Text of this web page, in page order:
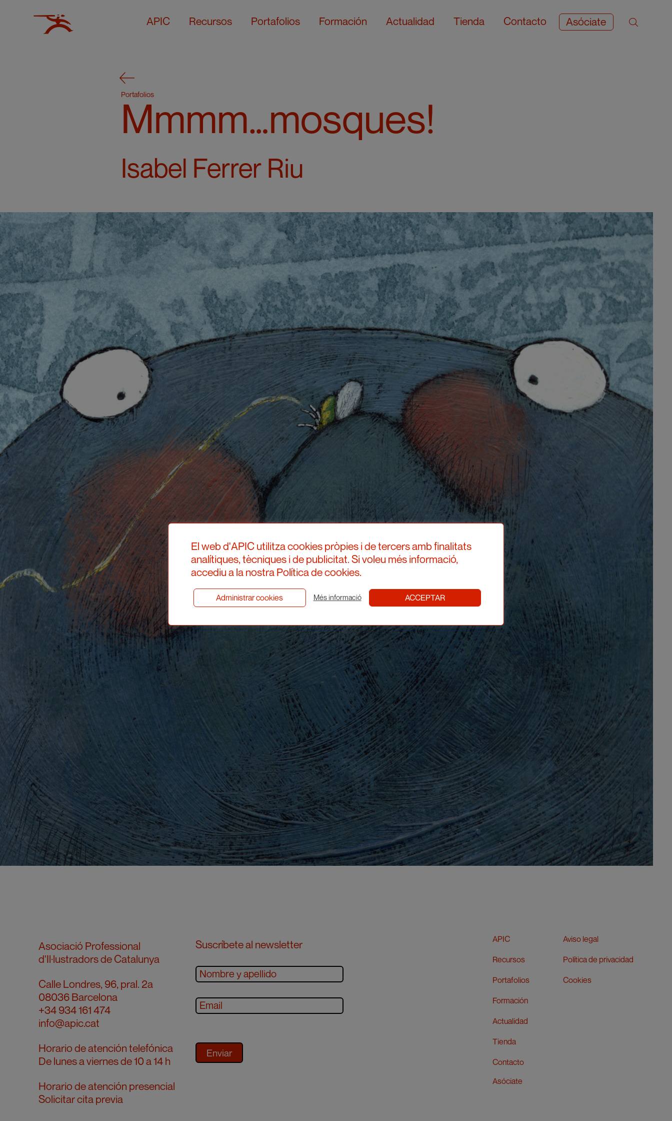
APIC Recursos Portafolios Formación Actualidad Tienda Contacto Asóciate
Portafolios
Mmmm…mosques!
Isabel Ferrer Riu
Asociació Professional
d'Il·lustradors de Catalunya
Calle Londres, 96, pral. 2a
08036 Barcelona
+34 934 161 474
info@apic.cat
Horario de atención telefónica
De lunes a viernes de 10 a 14 h
Horario de atención presencial
Solicitar cita previa
Suscríbete al newsletter APIC
Recursos
Portafolios
Formación
Actualidad
Tienda
Contacto
Asóciate
Aviso legal
Política de privacidad
Cookies
El web d'APIC utilitza cookies pròpies i de tercers amb finalitats
analítiques, tècniques i de publicitat. Si voleu més informació,
accediu a la nostra Política de cookies.
Administrar cookies Més informació ACCEPTAR